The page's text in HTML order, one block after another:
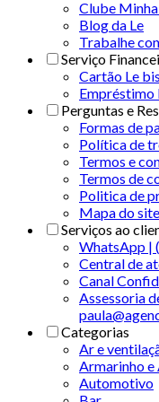
Clube
Blog da Le
Trabalhe
Serviço
Cartão Le
Empréstimo
Perguntas e
Formas de
Política de
Termos e
Termos de
Politica de
Mapa do site
Serviços ao
WhatsApp |
Central de
Canal
Assessoria
Categorias
Ar e
Armarinho
Automotivo